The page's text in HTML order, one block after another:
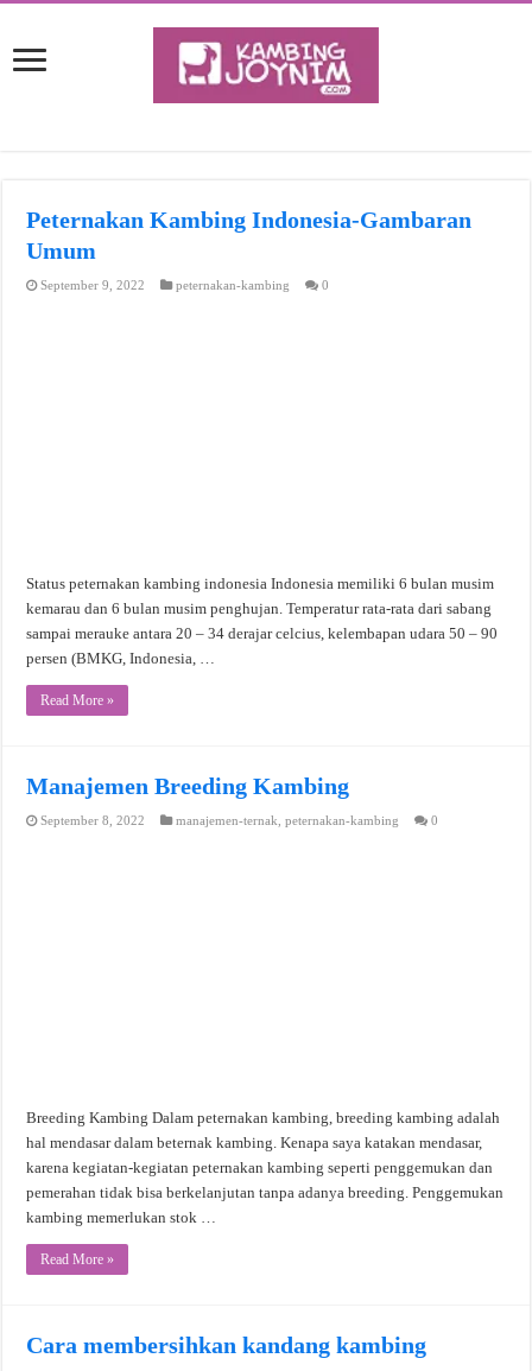
Peternakan Kambing Indonesia-Gambaran
Umum
September 9, 2022 peternakan-kambing 0
Status peternakan kambing indonesia Indonesia memiliki 6 bulan musim
kemarau dan 6 bulan musim penghujan. Temperatur rata-rata dari sabang
sampai merauke antara 20 – 34 derajar celcius, kelembapan udara 50 – 90
persen (BMKG, Indonesia, …
Read More »
Manajemen Breeding Kambing
September 8, 2022 manajemen-ternak ,peternakan-kambing 0
Breeding Kambing Dalam peternakan kambing, breeding kambing adalah
hal mendasar dalam beternak kambing. Kenapa saya katakan mendasar,
karena kegiatan-kegiatan peternakan kambing seperti penggemukan dan
pemerahan tidak bisa berkelanjutan tanpa adanya breeding. Penggemukan
kambing memerlukan stok …
Read More »
Cara membersihkan kandang kambing